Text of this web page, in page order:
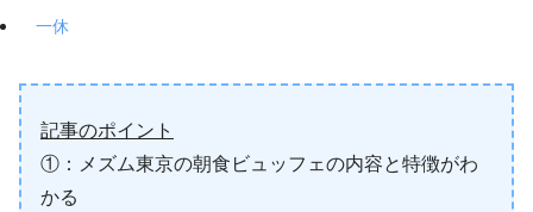
一休
記事のポイント
①：メズム東京の朝食ビュッフェの内容と特徴がわ
かる